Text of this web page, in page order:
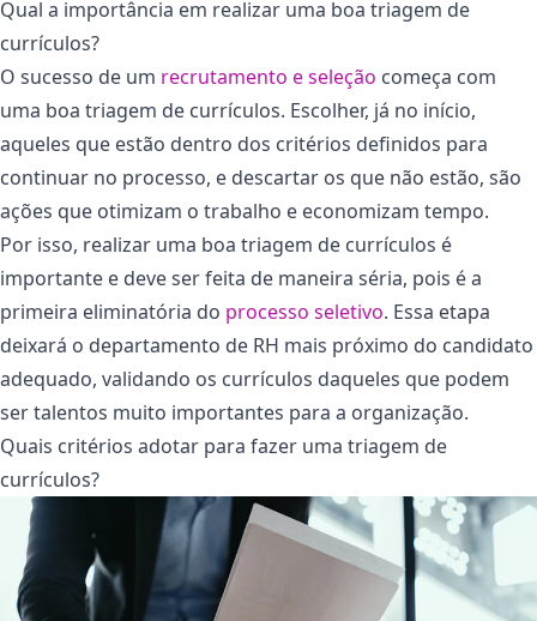
Qual a importância em realizar uma boa triagem de
currículos?
O sucesso de um recrutamento e seleção começa com
uma boa triagem de currículos. Escolher, já no início,
aqueles que estão dentro dos critérios definidos para
continuar no processo, e descartar os que não estão, são
ações que otimizam o trabalho e economizam tempo.
Por isso, realizar uma boa triagem de currículos é
importante e deve ser feita de maneira séria, pois é a
primeira eliminatória do processo seletivo. Essa etapa
deixará o departamento de RH mais próximo do candidato
adequado, validando os currículos daqueles que podem
ser talentos muito importantes para a organização.
Quais critérios adotar para fazer uma triagem de
currículos?